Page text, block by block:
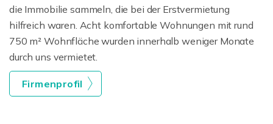
die Immobilie sammeln, die bei der Erstvermietung
hilfreich waren. Acht komfortable Wohnungen mit rund
750 m² Wohnfläche wurden innerhalb weniger Monate
durch uns vermietet.
Firmenprofil